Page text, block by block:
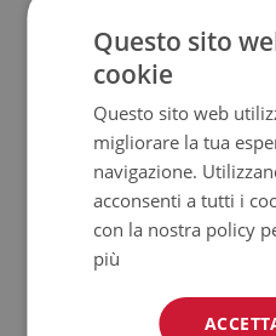
Spessore:1,6 mm.
Elevata resistenza allo
Tappetinon hanno le
Prodotto facile da pulire,
Questo sito
cookie
Questo sito web
migliorare la tua
navigazione.
acconsenti a tutti i
con la nostra policy
più